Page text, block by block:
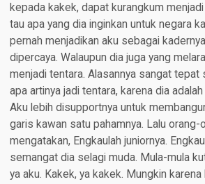
kepada kakek, dapat kurangkum
tau apa yang dia inginkan untuk negara
pernah menjadikan aku sebagai
dipercaya. Walaupun dia juga yang
menjadi tentara. Alasannya sangat tepat
apa artinya jadi tentara, karena dia
Aku lebih disupportnya untuk
garis kawan satu pahamnya. Lalu orang-
mengatakan, Engkaulah juniornya.
semangat dia selagi muda. Mula-mula
ya aku. Kakek, ya kakek. Mungkin